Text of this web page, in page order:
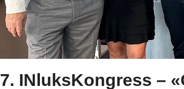
7. INluksKongress –